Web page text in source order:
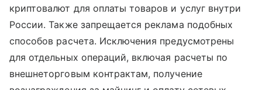
криптовалют для оплаты товаров и услуг внутри
России. Также запрещается реклама подобных
способов расчета. Исключения предусмотрены
для отдельных операций, включая расчеты по
внешнеторговым контрактам, получение